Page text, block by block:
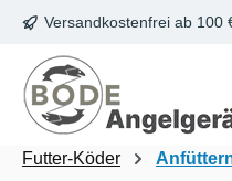
Hauptinhalt springen
Zur Suche springen
Zur Hauptnavigation
Versandkostenfrei ab 100
Futter-Köder